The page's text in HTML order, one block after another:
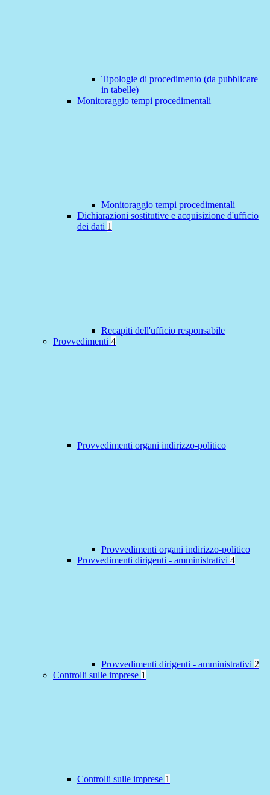
Tipologie di procedimento (da pubblicare
in tabelle)
Monitoraggio tempi procedimentali
Monitoraggio tempi procedimentali
Dichiarazioni sostitutive e acquisizione d'ufficio
dei dati 1
Recapiti dell'ufficio responsabile
Provvedimenti 4
Provvedimenti organi indirizzo-politico
Provvedimenti organi indirizzo-politico
Provvedimenti dirigenti - amministrativi 4
Provvedimenti dirigenti - amministrativi 2
Controlli sulle imprese 1
Controlli sulle imprese 1